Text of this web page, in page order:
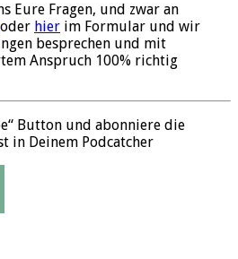
Eure Fragen, und zwar an
oder hier im Formular und wir
besprechen und mit
Anspruch 100% richtig
Button und abonniere die
in Deinem Podcatcher